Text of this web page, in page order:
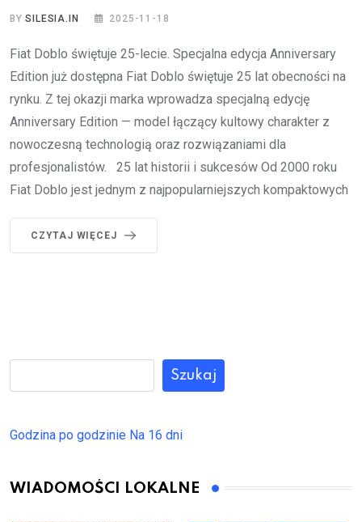
BYSILESIA.IN 2025-11-18
Fiat Doblo świętuje 25-lecie. Specjalna edycja Anniversary
Edition już dostępna Fiat Doblo świętuje 25 lat obecności na
rynku. Z tej okazji marka wprowadza specjalną edycję
Anniversary Edition — model łączący kultowy charakter z
nowoczesną technologią oraz rozwiązaniami dla
profesjonalistów. 25 lat historii i sukcesów Od 2000 roku
Fiat Doblo jest jednym z najpopularniejszych kompaktowych
CZYTAJ WIĘCEJ
Szukaj
Godzina po godzinie Na 16 dni
WIADOMOŚCI LOKALNE